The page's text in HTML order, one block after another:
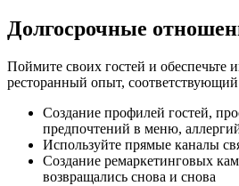
Долгосрочные
Поймите своих гостей и обеспечьте
ресторанный опыт,
Создание профилей гостей,
предпочтений в меню,
Используйте прямые каналы
Создание ремаркетинговых
возвращались снова и снова